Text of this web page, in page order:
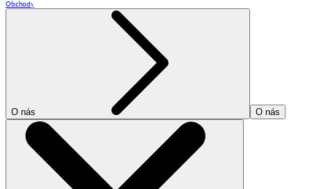
Obchody
O nás O nás